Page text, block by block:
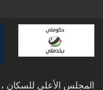
المجلس الأعلى للسكان ،